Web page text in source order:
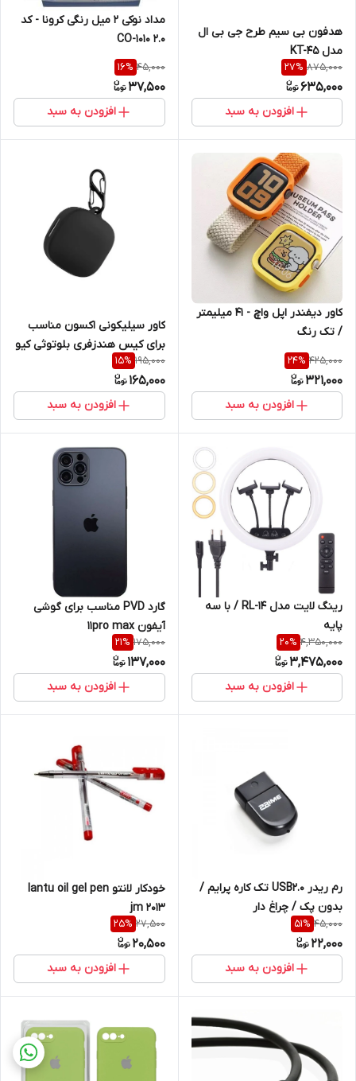
هدفون بی سیم طرح جی بی ال
مدل KT-45
875,000
27%
635,000
افزودن به سبد
مداد نوکی 2 میل رنگی کرونا - کد
CO-1010 2.0
45,000
16%
37,500
افزودن به سبد
کاور دیفندر اپل واچ - 41 میلیمتر
/ تک رنگ
425,000
24%
321,000
افزودن به سبد
کاور سیلیکونی اکسون مناسب
برای کیس هندزفری بلوتوثی کیو
سی وای T13
195,000
15%
165,000
افزودن به سبد
رینگ لایت مدل RL-14 / با سه
پایه
4,350,000
20%
3,475,000
افزودن به سبد
گارد PVD مناسب برای گوشی
آیفون 11pro max
175,000
21%
137,000
افزودن به سبد
رم ریدر USB2.0 تک کاره پرایم /
بدون پک / چراغ دار
45,000
51%
22,000
افزودن به سبد
خودکار لانتو lantu oil gel pen
jm 2013
27,500
25%
20,500
افزودن به سبد